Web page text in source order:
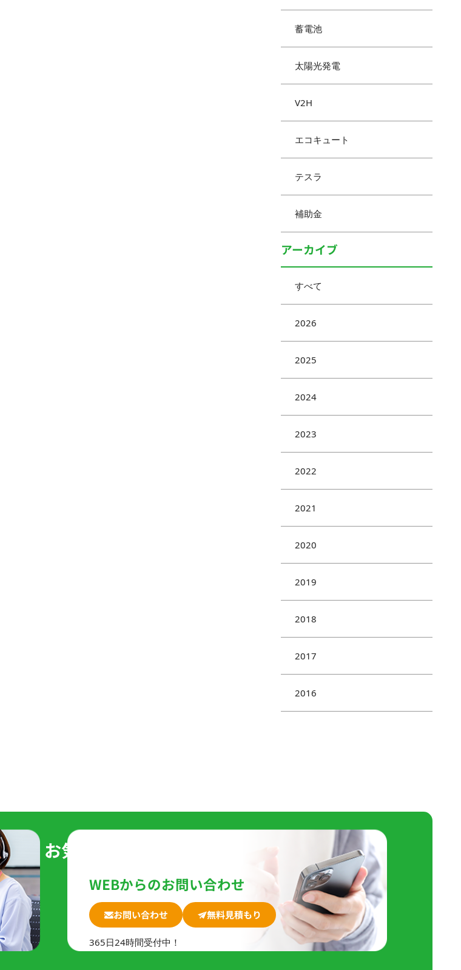
蓄電池
太陽光発電
V2H
エコキュート
テスラ
補助金
アーカイブ
すべて
2026
2025
2024
2023
2022
2021
2020
2019
2018
2017
2016
す。お気軽にお問い合わせください。
WEBからのお問い合わせ
お問い合わせ 無料見積もり
365日24時間受付中！